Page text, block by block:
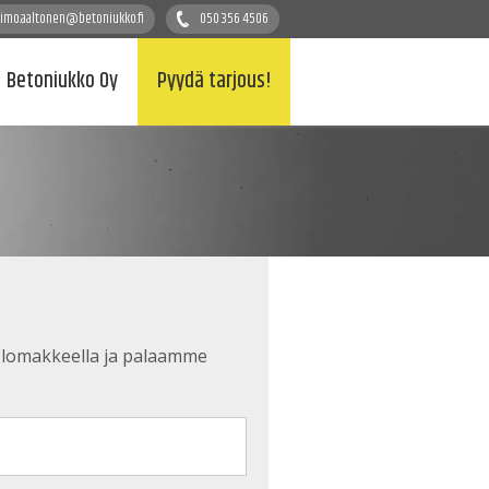
050 356 4506
Betoniukko Oy Pyydä tarjous!
ja palaamme